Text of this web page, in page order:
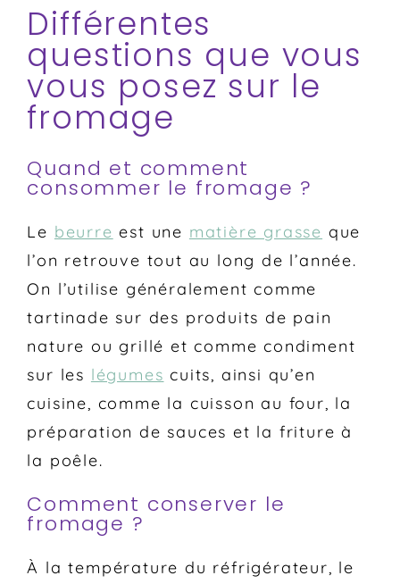
Différentes
questions que vous
vous posez sur le
fromage
Quand et comment
consommer le fromage ?
Le beurre est une matière grasse que
l’on retrouve tout au long de l’année.
On l’utilise généralement comme
tartinade sur des produits de pain
nature ou grillé et comme condiment
sur les légumes cuits, ainsi qu’en
cuisine, comme la cuisson au four, la
préparation de sauces et la friture à
la poêle.
Comment conserver le
fromage ?
À la température du réfrigérateur, le